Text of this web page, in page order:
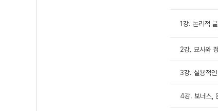
1강. 논리적
2강. 묘사와
3강. 실용적
4강. 보너스,